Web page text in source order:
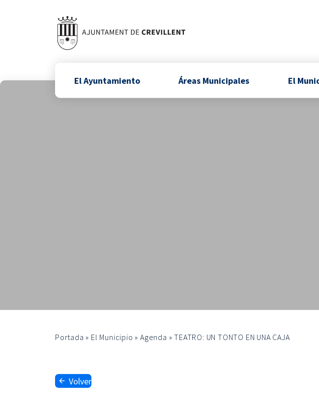
El Ayuntamiento Áreas Municipales El
Portada » El Municipio »Agenda »TEATRO: UN TONTO EN UNA CAJA
Volver